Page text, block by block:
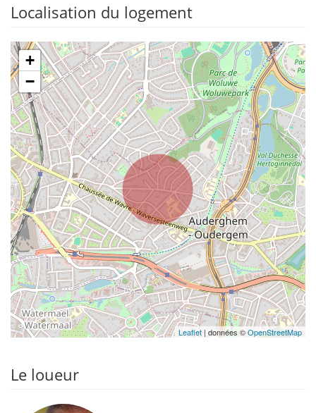
Localisation du logement
+
−
Leaflet | données ©OpenStreetMap
Le loueur